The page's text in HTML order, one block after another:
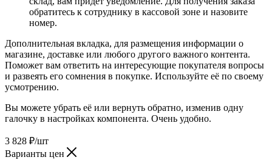
обратитесь к сотруднику в кассовой зоне и назовите
номер.
Дополнительная вкладка, для размещения информации о
магазине, доставке или любого другого важного контента.
Поможет вам ответить на интересующие покупателя вопросы
и развеять его сомнения в покупке. Используйте её по своему
усмотрению.
Вы можете убрать её или вернуть обратно, изменив одну
галочку в настройках компонента. Очень удобно.
3 828 ₽/шт
Варианты цен